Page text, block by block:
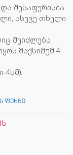
შესაფერისია
ასევე თხელი
შეიძლება
მაქსიმუმ 4
4სმ).
ფეხზე